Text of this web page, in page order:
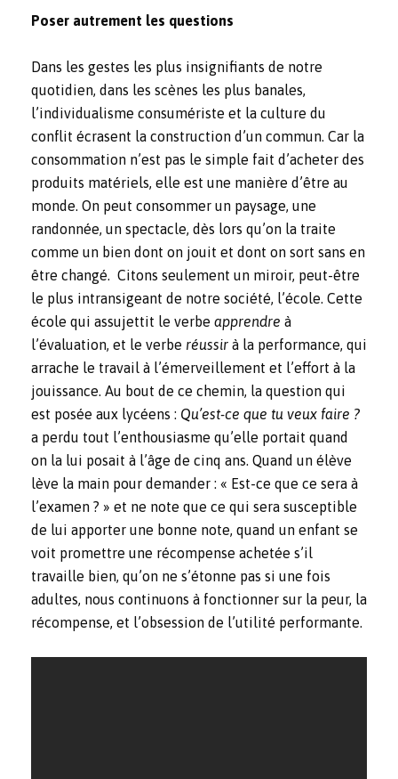
Poser autrement les questions
Dans les gestes les plus insignifiants de notre
quotidien, dans les scènes les plus banales,
l’individualisme consumériste et la culture du
conflit écrasent la construction d’un commun. Car la
consommation n’est pas le simple fait d’acheter des
produits matériels, elle est une manière d’être au
monde. On peut consommer un paysage, une
randonnée, un spectacle, dès lors qu’on la traite
comme un bien dont on jouit et dont on sort sans en
être changé. Citons seulement un miroir, peut-être
le plus intransigeant de notre société, l’école. Cette
école qui assujettit le verbe apprendre à
l’évaluation, et le verbe réussir à la performance, qui
arrache le travail à l’émerveillement et l’effort à la
jouissance. Au bout de ce chemin, la question qui
est posée aux lycéens : Qu’est-ce que tu veux faire ?
a perdu tout l’enthousiasme qu’elle portait quand
on la lui posait à l’âge de cinq ans. Quand un élève
lève la main pour demander : « Est-ce que ce sera à
l’examen ? » et ne note que ce qui sera susceptible
de lui apporter une bonne note, quand un enfant se
voit promettre une récompense achetée s’il
travaille bien, qu’on ne s’étonne pas si une fois
adultes, nous continuons à fonctionner sur la peur, la
récompense, et l’obsession de l’utilité performante.